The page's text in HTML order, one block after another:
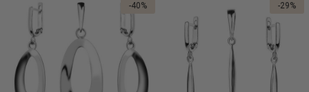
-40% -29%